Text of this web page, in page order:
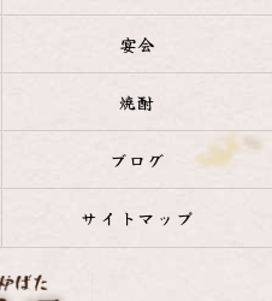
宴会
焼酎
ブログ
サイトマップ